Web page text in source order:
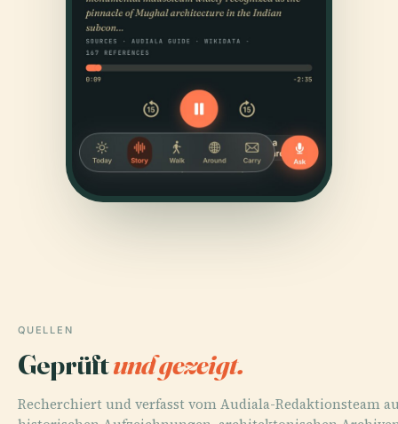
QUELLEN
Geprüftund gezeigt.
Recherchiert und verfasst vom Audiala-Redaktionsteam